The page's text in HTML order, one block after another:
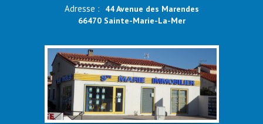
Adresse :
44 Avenue des Marendes
66470 Sainte-Marie-La-Mer